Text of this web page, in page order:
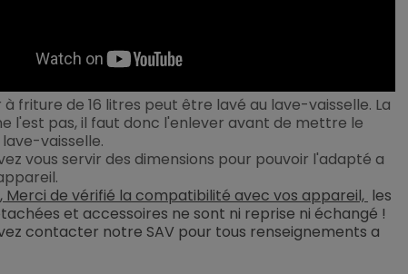
friture de 16 litres peut être lavé au lave-vaisselle. La
l'est pas, il faut donc l'enlever avant de mettre le
vaisselle.
vous servir des dimensions pour pouvoir l'adapté a
Merci de vérifié la compatibilité avec vos appareil, les
et accessoires ne sont ni reprise ni échangé !
contacter notre SAV pour tous renseignements a